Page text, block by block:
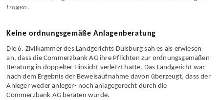
entstanden außergerichtlichen Rechtsanwalts­kosten des Anlegers
Die 6. Zivilkammer des Land­gerichts Duisburg sah es als erwiesen
an, dass die Commerzbank AG ihre Pflichten zur ordnungs­gemäßen
Beratung in doppelter Hinsicht verletzt hatte. Das Landgericht war
nach dem Ergebnis der Beweis­aufnahme davon überzeugt, dass der
Anleger weder anleger- noch anlagegerecht durch die